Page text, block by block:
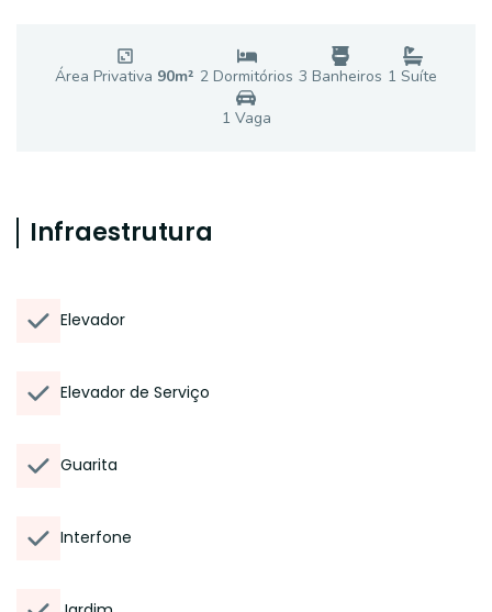
Área Privativa 90m² 2 Dormitórios 3 Banheiros 1 Suíte
1 Vaga
Infraestrutura
Elevador
Elevador de Serviço
Guarita
Interfone